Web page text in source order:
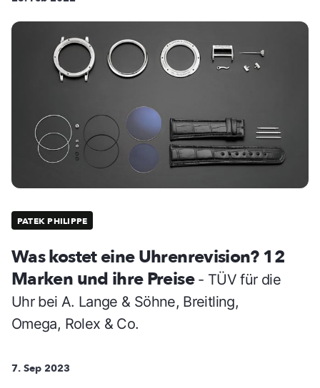
PATEK PHILIPPE
Was kostet eine Uhrenrevision? 12
Marken und ihre Preise - TÜV für die
Uhr bei A. Lange & Söhne, Breitling,
Omega, Rolex & Co.
7. Sep 2023